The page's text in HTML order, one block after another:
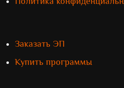
Заказать ЭП
Купить программы